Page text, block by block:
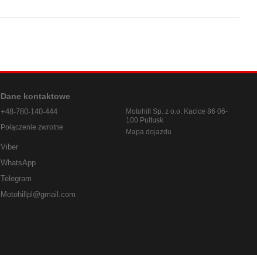
Dane kontaktowe
+48-780-140-444
Połączenie zwrotne
Viber
WhatsApp
Telegram
Motohillpl@gmail.com
Motohill Sp. z o.o. Kacice 86 06-
100 Pułtusk
Mapa dojazdu